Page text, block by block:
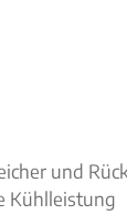
und
Kühlleistung